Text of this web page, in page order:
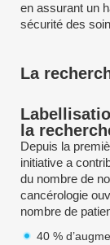
en assurant un
sécurité des
La
la
Depuis la
initiative a
du nombre de
cancérologie
nombre de
40 %